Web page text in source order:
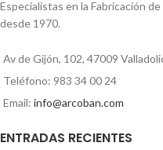
Especialistas en la Fabricación
desde 1970.
Av de Gijón, 102, 47009
Teléfono: 983 34 00 24
Email: info@arcoban.com
ENTRADAS RECIENTES